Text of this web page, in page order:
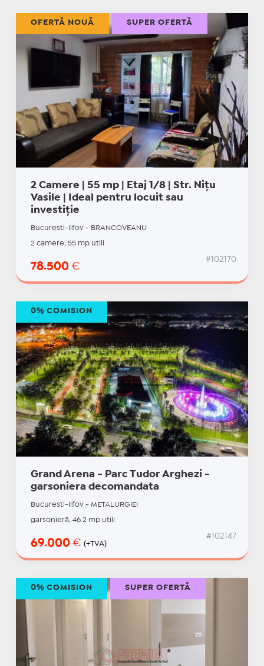
2 Camere | 55 mp | Etaj 1/8 | Str. Nițu
Vasile | Ideal pentru locuit sau
investiție
Bucuresti-Ilfov - BRANCOVEANU
2 camere, 55 mp utili
78.500 €
#102170
OFERTĂ NOUĂ SUPER OFERTĂ
Grand Arena - Parc Tudor Arghezi -
garsoniera decomandata
Bucuresti-Ilfov - METALURGIEI
garsonieră, 46.2 mp utili
69.000 € (+TVA)
#102147
0% COMISION
0% COMISION SUPER OFERTĂ